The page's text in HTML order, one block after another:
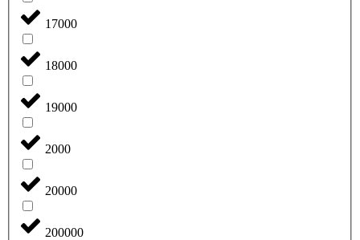
17000
18000
19000
2000
20000
200000